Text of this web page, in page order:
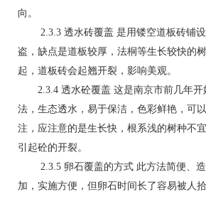
向。
2.3.3 透水砖覆盖 是用镂空道板砖铺设
盗，缺点是道板较厚，法桐等生长较快的
起，道板砖会起翘开裂，影响美观。
2.3.4 透水砼覆盖 这是南京市前几年开
法，生态透水，易于保洁，色彩鲜艳，可
注，应注意的是生长快，根系浅的树种不
引起砼的开裂。
2.3.5 卵石覆盖的方式 此方法简便、造
加，实施方便，但卵石时间长了容易被人